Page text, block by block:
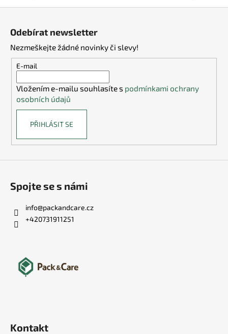
Odebírat newsletter
Nezmeškejte žádné novinky či slevy!
E-mail
Vložením e-mailu souhlasíte s podmínkami ochrany
osobních údajů
PŘIHLÁSIT SE
Spojte se s námi
info@packandcare.cz
+420731911251
Kontakt